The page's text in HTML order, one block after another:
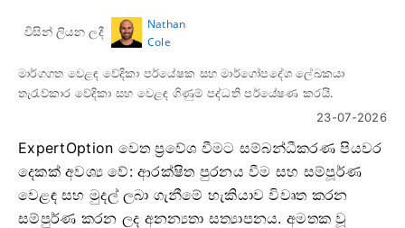
විසින් ලියන ලදී
Nathan
Cole
මාර්ගගත වෙළඳ වේදිකා පර්යේෂක සහ මාර්ගෝපදේශ ලේඛකයා
තැරැව්කාර වේදිකා සහ වෙළඳ ගිණුම් පද්ධති පර්යේෂණ කරයි.
23-07-2026
ExpertOption වෙත ප්‍රවේශ වීමට සම්බන්ධීකරණ පියවර
දෙකක් අවශ්‍ය වේ: ආරක්ෂිත පුරනය වීම සහ සම්පූර්ණ
වෙළඳ සහ මුදල් ලබා ගැනීමේ හැකියාව විවෘත කරන
සම්පුර්ණ කරන ලද අනන්‍යතා සත්‍යාපනය. අමතක වූ